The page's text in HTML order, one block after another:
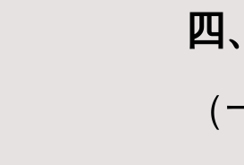
四